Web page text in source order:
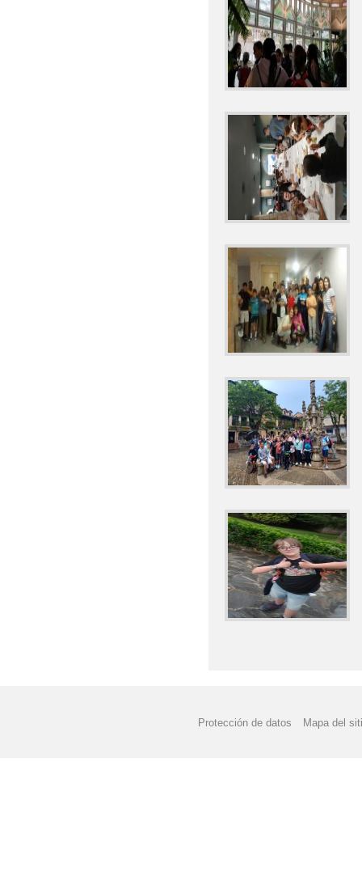
Protección de datos Mapa del